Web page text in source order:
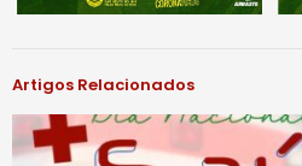
Artigos Relacionados